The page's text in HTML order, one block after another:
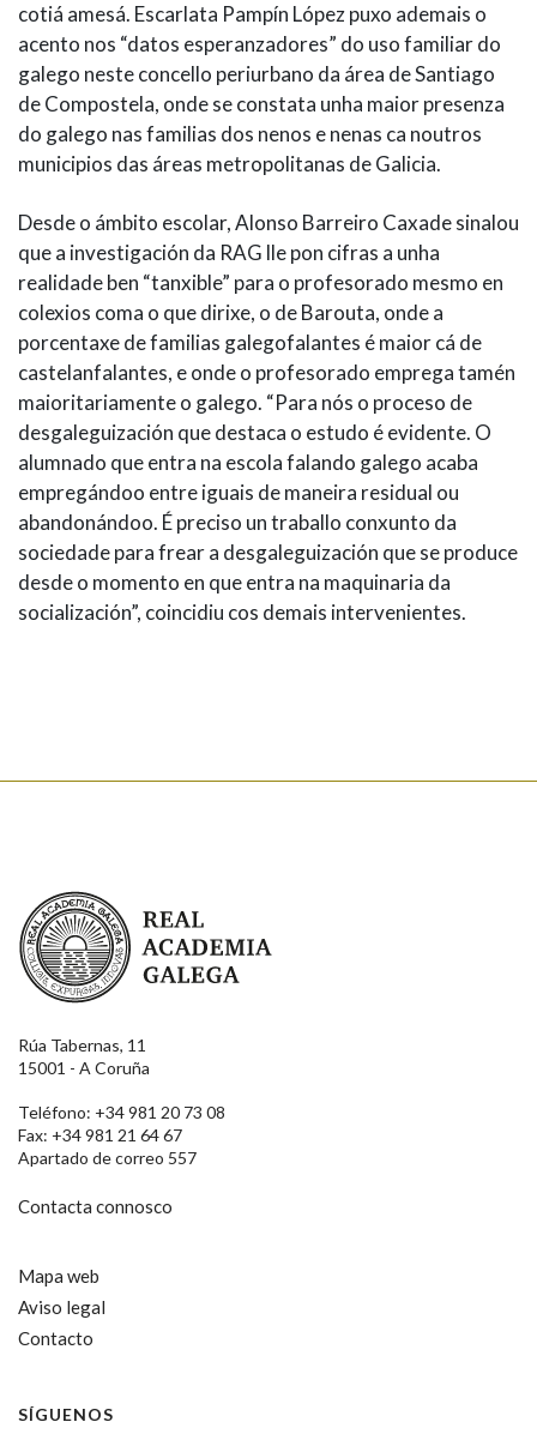
cotiá amesá. Escarlata Pampín López puxo ademais o
acento nos “datos esperanzadores” do uso familiar do
galego neste concello periurbano da área de Santiago
de Compostela, onde se constata unha maior presenza
do galego nas familias dos nenos e nenas ca noutros
municipios das áreas metropolitanas de Galicia.
Desde o ámbito escolar, Alonso Barreiro Caxade sinalou
que a investigación da RAG lle pon cifras a unha
realidade ben “tanxible” para o profesorado mesmo en
colexios coma o que dirixe, o de Barouta, onde a
porcentaxe de familias galegofalantes é maior cá de
castelanfalantes, e onde o profesorado emprega tamén
maioritariamente o galego. “Para nós o proceso de
desgaleguización que destaca o estudo é evidente. O
alumnado que entra na escola falando galego acaba
empregándoo entre iguais de maneira residual ou
abandonándoo. É preciso un traballo conxunto da
sociedade para frear a desgaleguización que se produce
desde o momento en que entra na maquinaria da
socialización”, coincidiu cos demais intervenientes.
Real Academia Galega
Rúa Tabernas, 11
15001 - A Coruña
Teléfono: +34 981 20 73 08
Fax: +34 981 21 64 67
Apartado de correo 557
Contacta connosco
Mapa web
Aviso legal
Contacto
SÍGUENOS